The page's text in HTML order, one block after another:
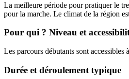
La meilleure période pour pratiquer le
pour la marche. Le climat de la région
Pour qui ? Niveau et
Les parcours débutants sont
Durée et déroulement typique